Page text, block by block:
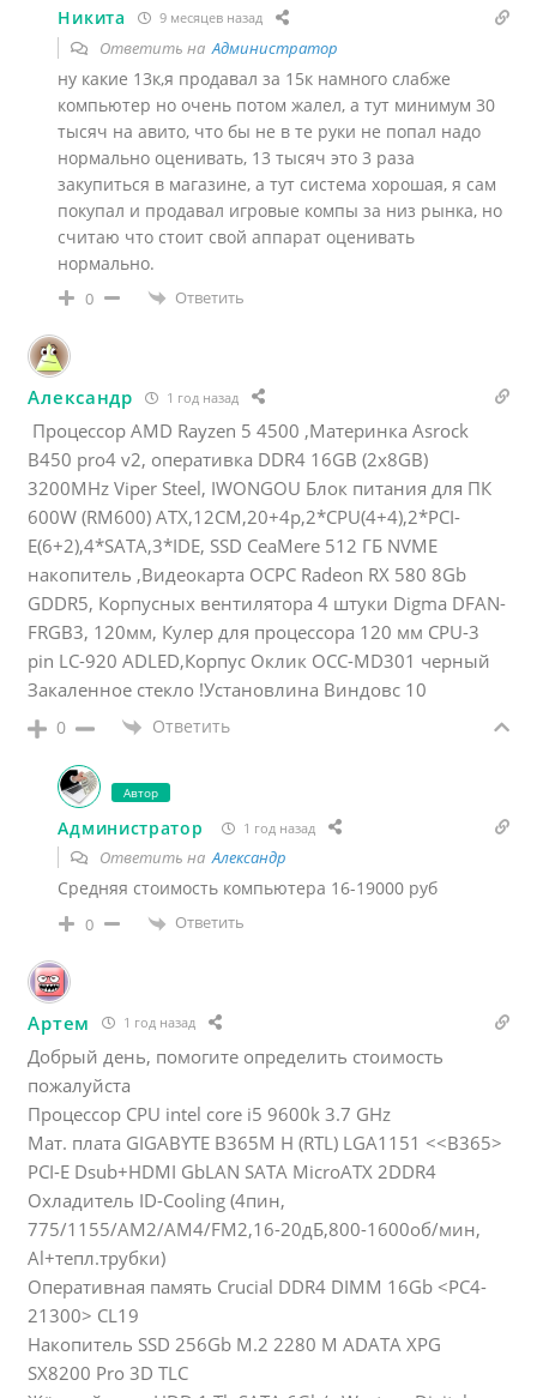
Никита 9 месяцев назад
Ответить наАдминистратор
ну какие 13к,я продавал за 15к намного слабже
компьютер но очень потом жалел, а тут минимум 30
тысяч на авито, что бы не в те руки не попал надо
нормально оценивать, 13 тысяч это 3 раза
закупиться в магазине, а тут система хорошая, я сам
покупал и продавал игровые компы за низ рынка, но
считаю что стоит свой аппарат оценивать
нормально.
0 Ответить
Александр 1 год назад
Процессор AMD Rayzen 5 4500 ,Материнка Asrock
B450 pro4 v2, оперативка DDR4 16GB (2x8GB)
3200MHz Viper Steel, IWONGOU Блок питания для ПК
600W (RM600) ATX,12CM,20+4p,2*CPU(4+4),2*PCI-
E(6+2),4*SATA,3*IDE, SSD CeaMere 512 ГБ NVME
накопитель ,Видеокарта OCPC Radeon RX 580 8Gb
GDDR5, Корпусных вентилятора 4 штуки Digma DFAN-
FRGB3, 120мм, Кулер для процессора 120 мм CPU-3
pin LC-920 ADLED,Корпус Оклик OCC-MD301 черный
Закаленное стекло !Установлина Виндовс 10
0 Ответить
Автор
Администратор 1 год назад
Ответить наАлександр
Средняя стоимость компьютера 16-19000 руб
0 Ответить
Артем 1 год назад
Добрый день, помогите определить стоимость
пожалуйста
Процессор CPU intel core i5 9600k 3.7 GHz
Мат. плата GIGABYTE B365M H (RTL) LGA1151 <<В365>
РСІ-Е Dsub+HDMI GbLAN SATA MicroATX 2DDR4
Охладитель ID-Cooling (4пин,
775/1155/AM2/AM4/FM2,16-20дБ,800-1600об/мин,
Al+тепл.трубки)
Оперативная память Crucial DDR4 DIMM 16Gb <РС4-
21300> CL19
Накопитель SSD 256Gb M.2 2280 M ADATA XPG
SX8200 Pro 3D TLC